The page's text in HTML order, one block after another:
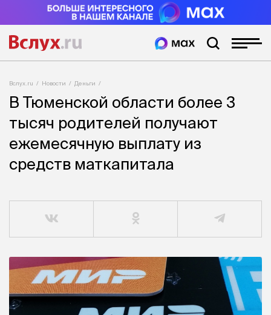
Вслух.ru Новости Деньги
В Тюменской области более 3
тысяч родителей получают
ежемесячную выплату из
средств маткапитала